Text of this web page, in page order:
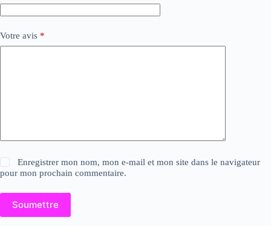
Votre avis *
Enregistrer mon nom, mon e-mail et mon site dans le navigateur
pour mon prochain commentaire.
Soumettre